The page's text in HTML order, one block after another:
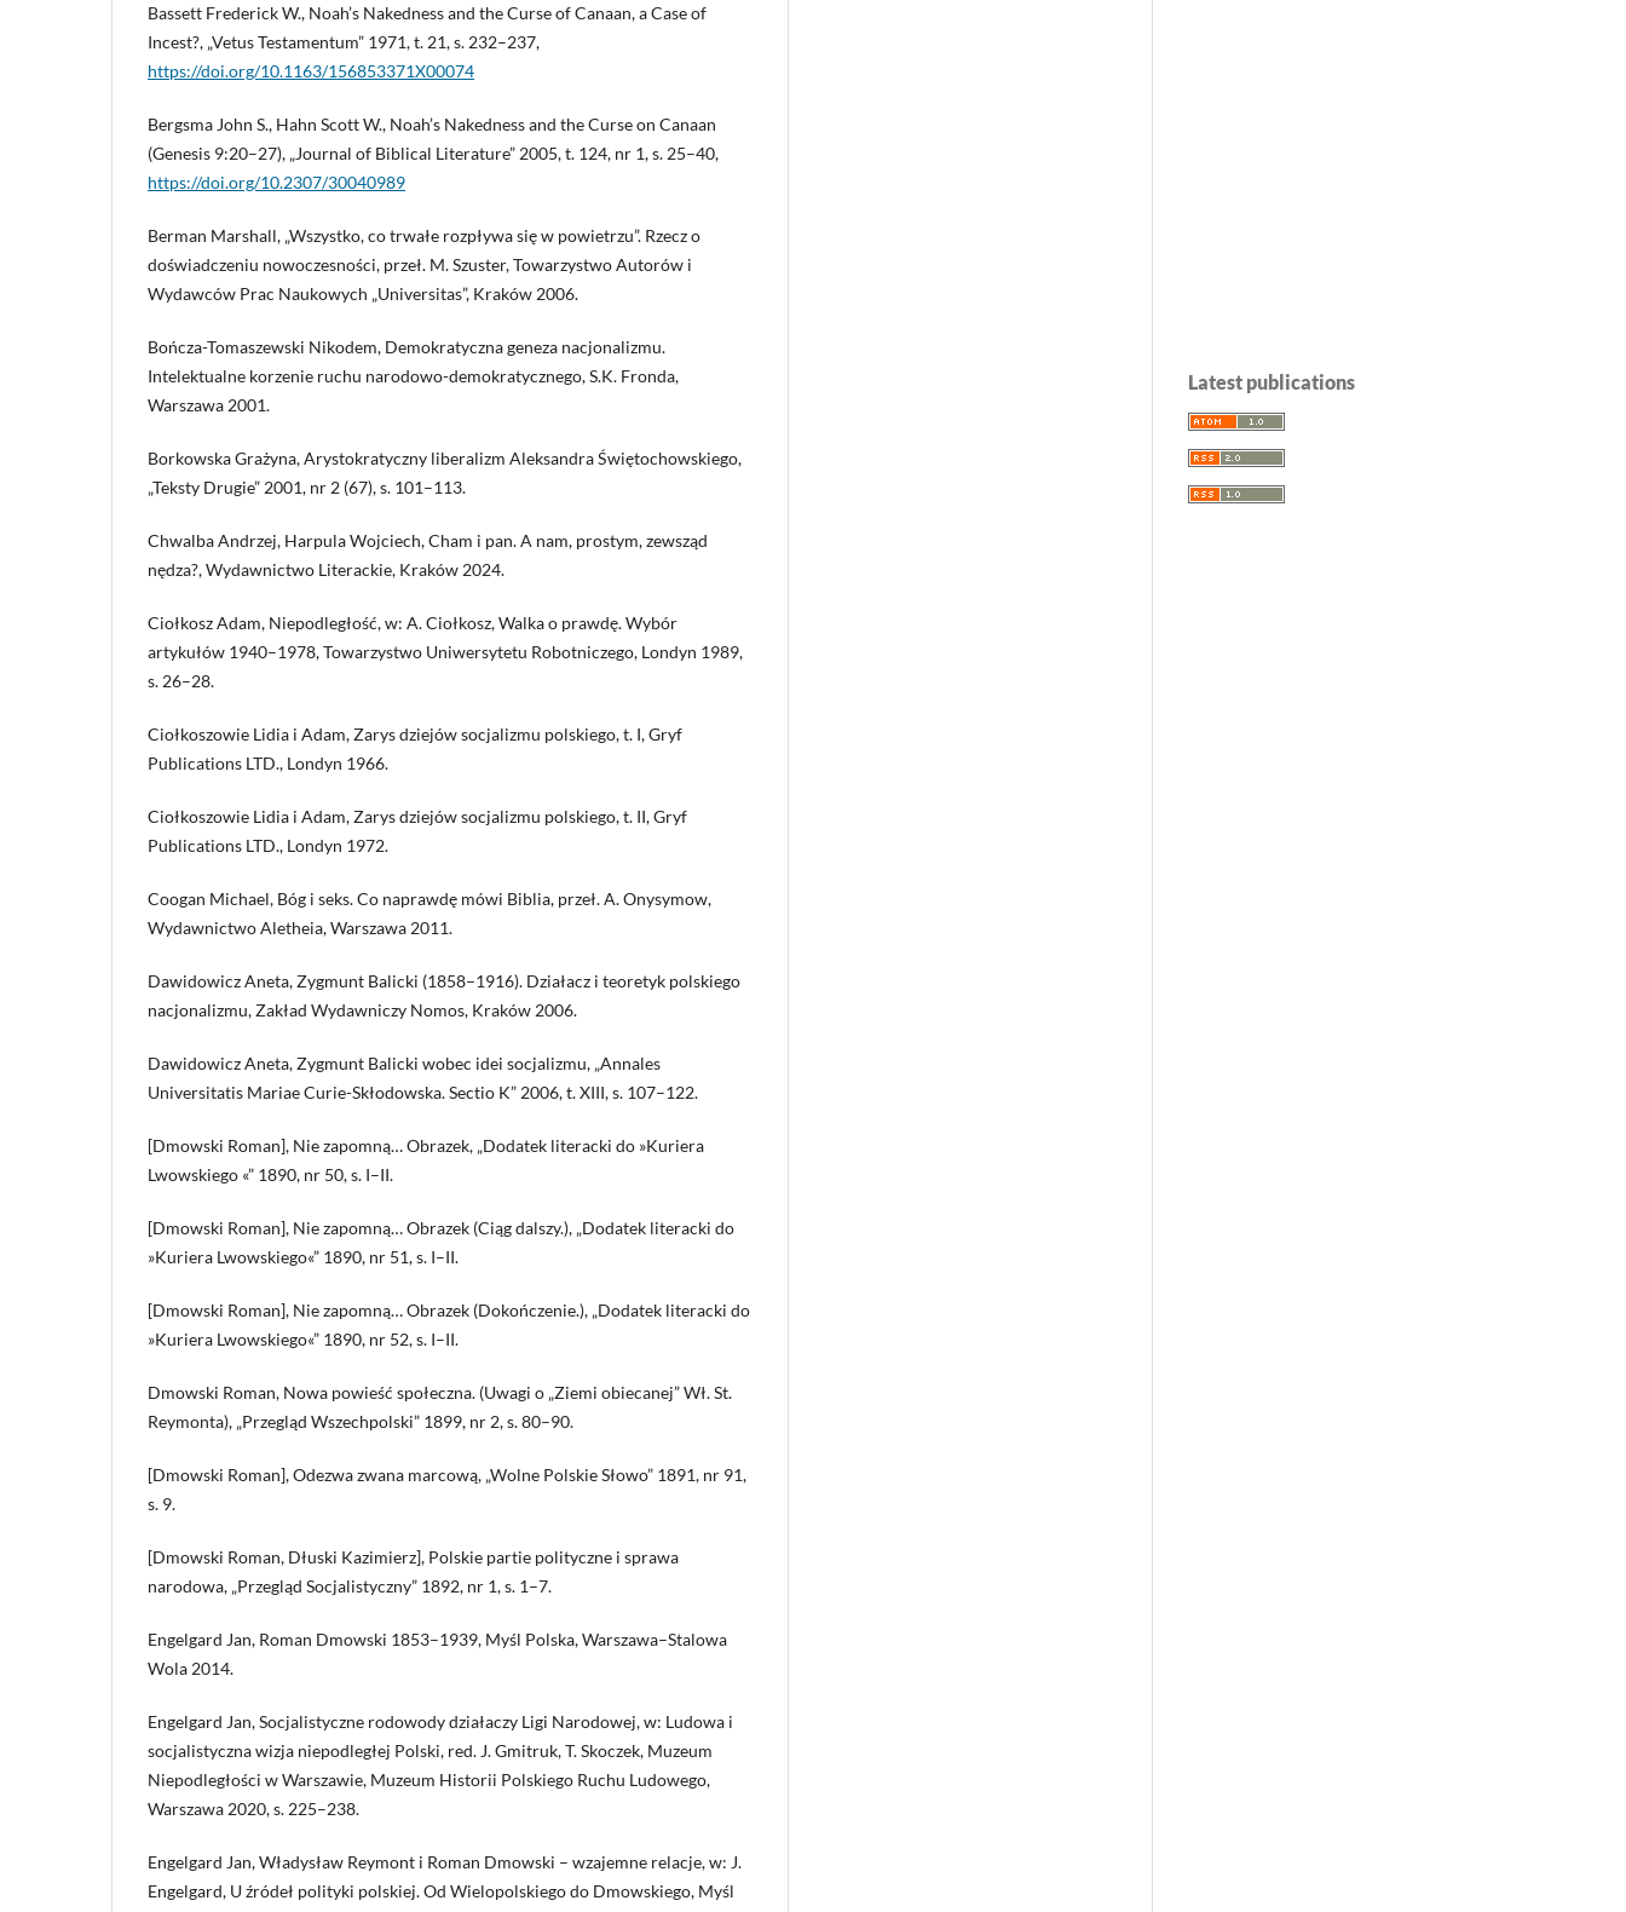
Bassett Frederick W., Noah’s Nakedness and the Curse of Canaan, a Case of
Incest?, „Vetus Testamentum” 1971, t. 21, s. 232–237,
https://doi.org/10.1163/156853371X00074
Bergsma John S., Hahn Scott W., Noah’s Nakedness and the Curse on Canaan
(Genesis 9:20–27), „Journal of Biblical Literature” 2005, t. 124, nr 1, s. 25–40,
https://doi.org/10.2307/30040989
Berman Marshall, „Wszystko, co trwałe rozpływa się w powietrzu”. Rzecz o
doświadczeniu nowoczesności, przeł. M. Szuster, Towarzystwo Autorów i
Wydawców Prac Naukowych „Universitas”, Kraków 2006.
Bończa-Tomaszewski Nikodem, Demokratyczna geneza nacjonalizmu.
Intelektualne korzenie ruchu narodowo-demokratycznego, S.K. Fronda,
Warszawa 2001.
Borkowska Grażyna, Arystokratyczny liberalizm Aleksandra Świętochowskiego,
„Teksty Drugie” 2001, nr 2 (67), s. 101–113.
Chwalba Andrzej, Harpula Wojciech, Cham i pan. A nam, prostym, zewsząd
nędza?, Wydawnictwo Literackie, Kraków 2024.
Ciołkosz Adam, Niepodległość, w: A. Ciołkosz, Walka o prawdę. Wybór
artykułów 1940–1978, Towarzystwo Uniwersytetu Robotniczego, Londyn 1989,
s. 26–28.
Ciołkoszowie Lidia i Adam, Zarys dziejów socjalizmu polskiego, t. I, Gryf
Publications LTD., Londyn 1966.
Ciołkoszowie Lidia i Adam, Zarys dziejów socjalizmu polskiego, t. II, Gryf
Publications LTD., Londyn 1972.
Coogan Michael, Bóg i seks. Co naprawdę mówi Biblia, przeł. A. Onysymow,
Wydawnictwo Aletheia, Warszawa 2011.
Dawidowicz Aneta, Zygmunt Balicki (1858–1916). Działacz i teoretyk polskiego
nacjonalizmu, Zakład Wydawniczy Nomos, Kraków 2006.
Dawidowicz Aneta, Zygmunt Balicki wobec idei socjalizmu, „Annales
Universitatis Mariae Curie-Skłodowska. Sectio K” 2006, t. XIII, s. 107–122.
[Dmowski Roman], Nie zapomną… Obrazek, „Dodatek literacki do »Kuriera
Lwowskiego «” 1890, nr 50, s. I–II.
[Dmowski Roman], Nie zapomną… Obrazek (Ciąg dalszy.), „Dodatek literacki do
»Kuriera Lwowskiego«” 1890, nr 51, s. I–II.
[Dmowski Roman], Nie zapomną… Obrazek (Dokończenie.), „Dodatek literacki do
»Kuriera Lwowskiego«” 1890, nr 52, s. I–II.
Dmowski Roman, Nowa powieść społeczna. (Uwagi o „Ziemi obiecanej” Wł. St.
Reymonta), „Przegląd Wszechpolski” 1899, nr 2, s. 80–90.
[Dmowski Roman], Odezwa zwana marcową, „Wolne Polskie Słowo” 1891, nr 91,
s. 9.
[Dmowski Roman, Dłuski Kazimierz], Polskie partie polityczne i sprawa
narodowa, „Przegląd Socjalistyczny” 1892, nr 1, s. 1–7.
Engelgard Jan, Roman Dmowski 1853–1939, Myśl Polska, Warszawa–Stalowa
Wola 2014.
Engelgard Jan, Socjalistyczne rodowody działaczy Ligi Narodowej, w: Ludowa i
socjalistyczna wizja niepodległej Polski, red. J. Gmitruk, T. Skoczek, Muzeum
Niepodległości w Warszawie, Muzeum Historii Polskiego Ruchu Ludowego,
Warszawa 2020, s. 225–238.
Engelgard Jan, Władysław Reymont i Roman Dmowski – wzajemne relacje, w: J.
Engelgard, U źródeł polityki polskiej. Od Wielopolskiego do Dmowskiego, Myśl
Latest publications